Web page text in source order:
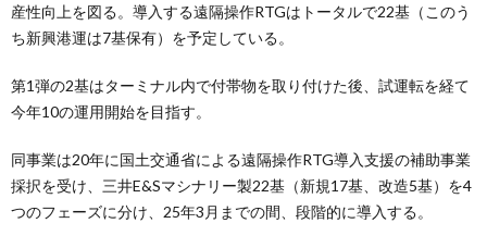
産性向上を図る。導入する遠隔操作RTGはトータルで22基（このう
ち新興港運は7基保有）を予定している。
第1弾の2基はターミナル内で付帯物を取り付けた後、試運転を経て
今年10の運用開始を目指す。
同事業は20年に国土交通省による遠隔操作RTG導入支援の補助事業
採択を受け、三井E&Sマシナリー製22基（新規17基、改造5基）を4
つのフェーズに分け、25年3月までの間、段階的に導入する。